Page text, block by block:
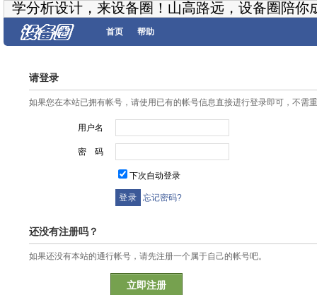
学分析设计，来设备圈！山高路远，设备圈陪你
首页 帮助
请登录
如果您在本站已拥有帐号，请使用已有的帐号信息直接进行登录即可，不需
用户名
密 码
下次自动登录
忘记密码?
还没有注册吗？
如果还没有本站的通行帐号，请先注册一个属于自己的帐号吧。
立即注册